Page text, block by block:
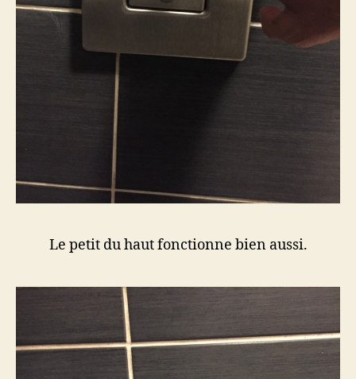
Le petit du haut fonctionne bien aussi.